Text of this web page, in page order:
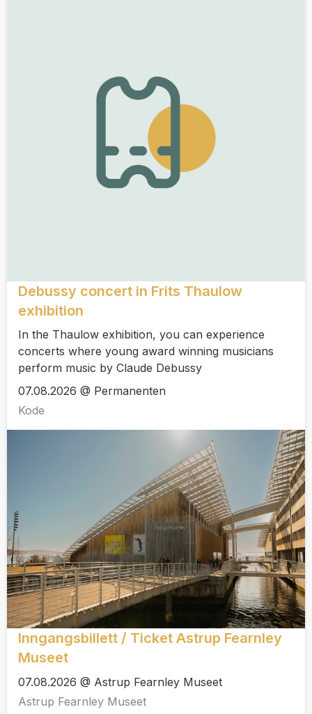
Debussy concert in Frits Thaulow
exhibition
In the Thaulow exhibition, you can experience
concerts where young award winning musicians
perform music by Claude Debussy
07.08.2026 @ Permanenten
Kode
Inngangsbillett / Ticket Astrup Fearnley
Museet
07.08.2026 @ Astrup Fearnley Museet
Astrup Fearnley Museet